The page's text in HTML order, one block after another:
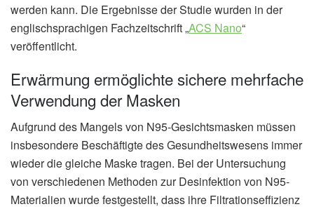
werden kann. Die Ergebnisse der Studie wurden in der
englischsprachigen Fachzeitschrift „ACS Nano“
veröffentlicht.
Erwärmung ermöglichte sichere mehrfache
Verwendung der Masken
Aufgrund des Mangels von N95-Gesichtsmasken müssen
insbesondere Beschäftigte des Gesundheitswesens immer
wieder die gleiche Maske tragen. Bei der Untersuchung
von verschiedenen Methoden zur Desinfektion von N95-
Materialien wurde festgestellt, dass ihre Filtrationseffizienz